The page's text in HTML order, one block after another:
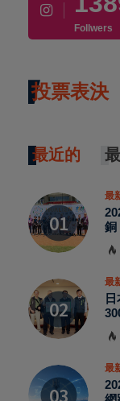
Follwers
投票表決
最近的
最
銅
最
最